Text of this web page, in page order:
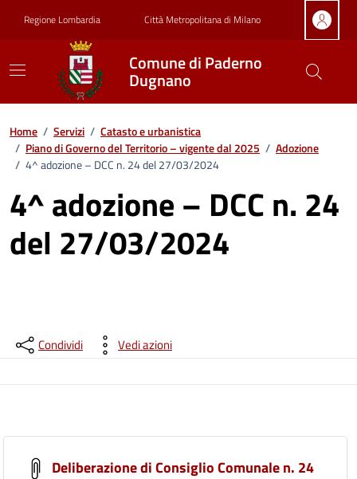
Regione Lombardia Città Metropolitana di Milano
Comune di Paderno
Dugnano
Home / Servizi / Catasto e urbanistica
/ Piano di Governo del Territorio – vigente dal 2025 / Adozione
/ 4^ adozione – DCC n. 24 del 27/03/2024
4^ adozione – DCC n. 24
del 27/03/2024
Condividi Vedi azioni
Deliberazione di Consiglio Comunale n. 24